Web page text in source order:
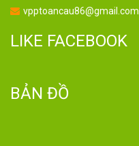
vpptoancau86@gmail.com
LIKE FACEBOOK
BẢN ĐỒ